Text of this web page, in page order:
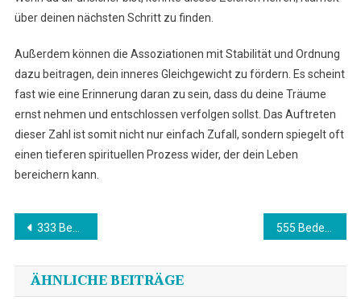
über deinen nächsten Schritt zu finden.
Außerdem können die Assoziationen mit Stabilität und Ordnung
dazu beitragen, dein inneres Gleichgewicht zu fördern. Es scheint
fast wie eine Erinnerung daran zu sein, dass du deine Träume
ernst nehmen und entschlossen verfolgen sollst. Das Auftreten
dieser Zahl ist somit nicht nur einfach Zufall, sondern spiegelt oft
einen tieferen spirituellen Prozess wider, der dein Leben
bereichern kann.
Beitragsnavigation
333 Bedeutung in der Bibel 555 Bedeutung in der Bibel
ÄHNLICHE BEITRÄGE